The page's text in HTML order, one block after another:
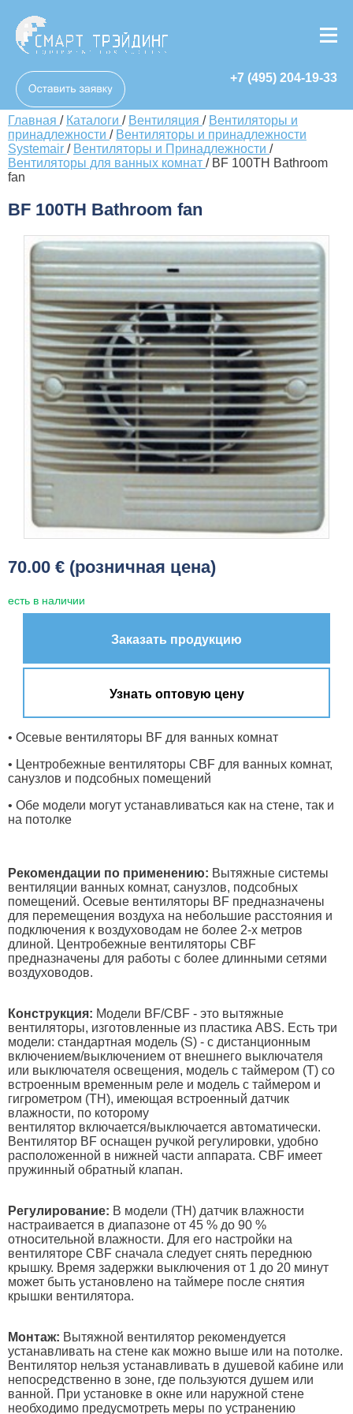
+7 (495) 204-19-33
Главная / Каталоги / Вентиляция / Вентиляторы и
принадлежности / Вентиляторы и принадлежности
Systemair / Вентиляторы и Принадлежности /
Вентиляторы для ванных комнат / BF 100TH Bathroom
fan
BF 100TH Bathroom fan
70.00 € (розничная цена)
есть в наличии
Заказать продукцию
Узнать оптовую цену
• Осевые вентиляторы ВF для ванных комнат
• Центробежные вентиляторы СВF для ванных комнат,
санузлов и подсобных помещений
• Обе модели могут устанавливаться как на стене, так и
на потолке
Рекомендации по применению: Вытяжные системы
вентиляции ванных комнат, санузлов, подсобных
помещений. Осевые вентиляторы ВF предназначены
для перемещения воздуха на небольшие расстояния и
подключения к воздуховодам не более 2-х метров
длиной. Центробежные вентиляторы СВF
предназначены для работы с более длинными сетями
воздуховодов.
Конструкция: Модели BF/CBF - это вытяжные
вентиляторы, изготовленные из пластика ABS. Есть три
модели: стандартная модель (S) - с дистанционным
включением/выключением от внешнего выключателя
или выключателя освещения, модель с таймером (T) со
встроенным временным реле и модель с таймером и
гигрометром (TH), имеющая встроенный датчик
влажности, по которому
вентилятор включается/выключается автоматически.
Вентилятор BF оснащен ручкой регулировки, удобно
расположенной в нижней части аппарата. CBF имеет
пружинный обратный клапан.
Регулирование: В модели (TH) датчик влажности
настраивается в диапазоне от 45 % до 90 %
относительной влажности. Для его настройки на
вентиляторе CBF сначала следует снять переднюю
крышку. Время задержки выключения от 1 до 20 минут
может быть установлено на таймере после снятия
крышки вентилятора.
Монтаж: Вытяжной вентилятор рекомендуется
устанавливать на стене как можно выше или на потолке.
Вентилятор нельзя устанавливать в душевой кабине или
непосредственно в зоне, где пользуются душем или
ванной. При установке в окне или наружной стене
необходимо предусмотреть меры по устранению